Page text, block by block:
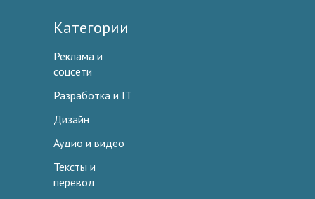
Категории
Реклама и
соцсети
Разработка и IT
Дизайн
Аудио и видео
Тексты и
перевод